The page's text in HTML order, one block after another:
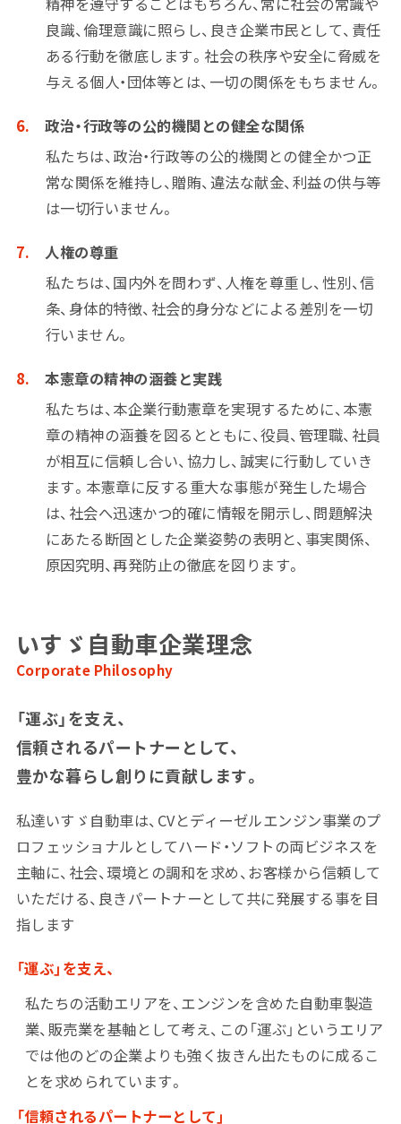
良識、倫理意識に照らし、良き企業市民として、責任
ある行動を徹底します。社会の秩序や安全に脅威を
与える個人・団体等とは、一切の関係をもちません。
政治・行政等の公的機関との健全な関係
私たちは、政治・行政等の公的機関との健全かつ正
常な関係を維持し、贈賄、違法な献金、利益の供与等
は一切行いません。
人権の尊重
私たちは、国内外を問わず、人権を尊重し、性別、信
条、身体的特徴、社会的身分などによる差別を一切
行いません。
本憲章の精神の涵養と実践
私たちは、本企業行動憲章を実現するために、本憲
章の精神の涵養を図るとともに、役員、管理職、社員
が相互に信頼し合い、協力し、誠実に行動していき
ます。本憲章に反する重大な事態が発生した場合
は、社会へ迅速かつ的確に情報を開示し、問題解決
にあたる断固とした企業姿勢の表明と、事実関係、
原因究明、再発防止の徹底を図ります。
いすゞ自動車企業理念
Corporate Philosophy
「運ぶ」を支え、
信頼されるパートナーとして、
豊かな暮らし創りに貢献します。
私達いすゞ自動車は、CVとディーゼルエンジン事業のプ
ロフェッショナルとしてハード・ソフトの両ビジネスを
主軸に、社会、環境との調和を求め、お客様から信頼して
いただける、良きパートナーとして共に発展する事を目
指します
「運ぶ」を支え、
私たちの活動エリアを、エンジンを含めた自動車製造
業、販売業を基軸として考え、この「運ぶ」というエリア
では他のどの企業よりも強く抜きん出たものに成るこ
とを求められています。
「信頼されるパートナーとして」